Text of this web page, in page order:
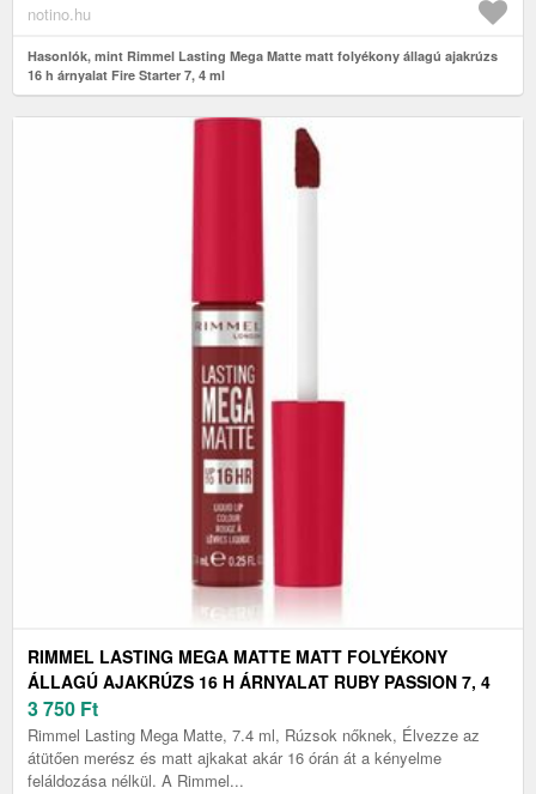
notino.hu
Hasonlók, mint Rimmel Lasting Mega Matte matt folyékony állagú ajakrúzs
16 h árnyalat Fire Starter 7, 4 ml
RIMMEL LASTING MEGA MATTE MATT FOLYÉKONY
ÁLLAGÚ AJAKRÚZS 16 H ÁRNYALAT RUBY PASSION 7, 4
ML
3 750 Ft
Rimmel Lasting Mega Matte, 7.4 ml, Rúzsok nőknek, Élvezze az
átütően merész és matt ajkakat akár 16 órán át a kényelme
feláldozása nélkül. A Rimmel...